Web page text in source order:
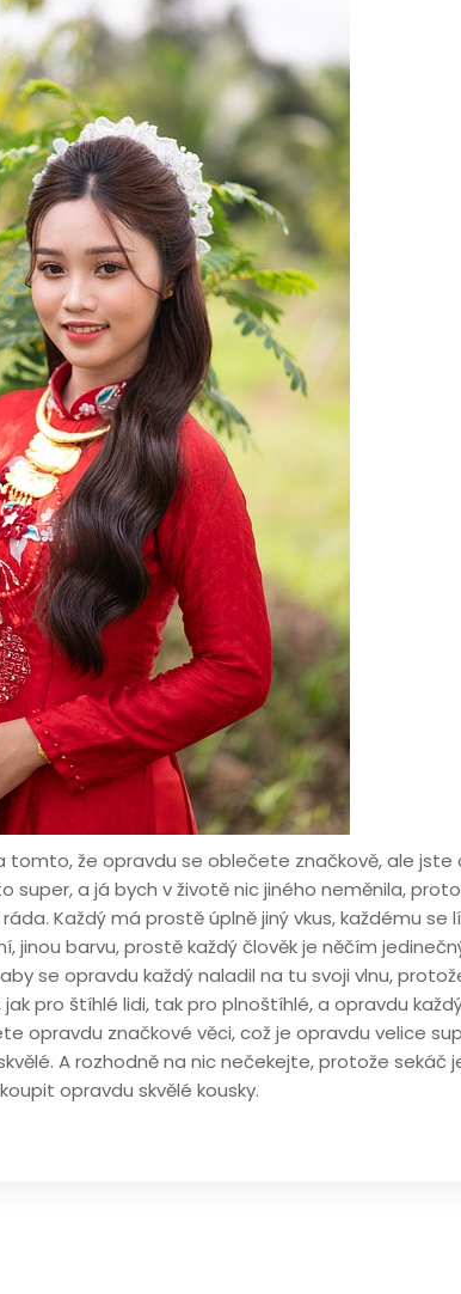
tomto, že opravdu se oblečete značkově, ale
super, a já bych v životě nic jiného neměnila,
Každý má prostě úplně jiný vkus, každému se
jinou barvu, prostě každý člověk je něčím
se opravdu každý naladil na tu svoji vlnu,
jak pro štíhlé lidi, tak pro plnoštíhlé, a opravdu
opravdu značkové věci, což je opravdu velice
A rozhodně na nic nečekejte, protože sekáč
opravdu skvělé kousky.